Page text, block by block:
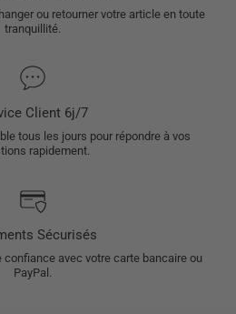
ou retourner votre article en toute
tranquillité.
Client 6j/7
tous les jours pour répondre à vos
rapidement.
Sécurisés
confiance avec votre carte bancaire ou
PayPal.